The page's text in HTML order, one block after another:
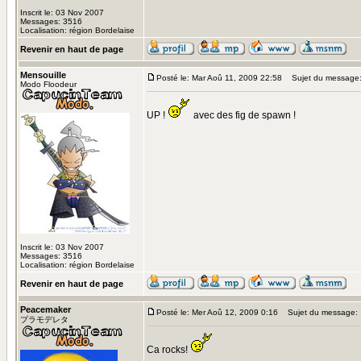
Inscrit le: 03 Nov 2007
Messages: 3516
Localisation: région Bordelaise
Revenir en haut de page
Mensouille
Modo Floodeur
Inscrit le: 03 Nov 2007
Messages: 3516
Localisation: région Bordelaise
Posté le: Mar Aoû 11, 2009 22:58 Sujet du message:
UP ! avec des fig de spawn !
Revenir en haut de page
Peacemaker
プラモデレタ
Posté le: Mer Aoû 12, 2009 0:16 Sujet du message:
Ca rocks!